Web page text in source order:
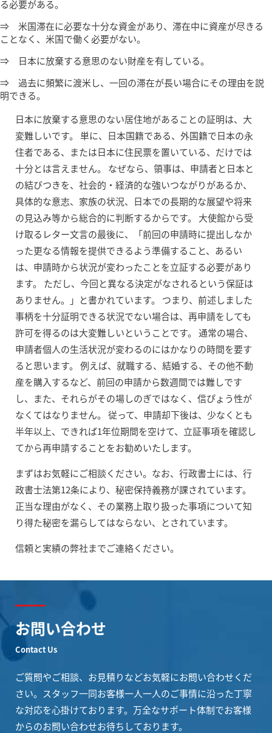
る必要がある。
⇒ 米国滞在に必要な十分な資金があり、滞在中に資産が尽きる
ことなく、米国で働く必要がない。
⇒ 日本に放棄する意思のない財産を有している。
⇒ 過去に頻繁に渡米し、一回の滞在が長い場合にその理由を説
明できる。
日本に放棄する意思のない居住地があることの証明は、大
変難しいです。 単に、日本国籍である、外国籍で日本の永
住者である、または日本に住民票を置いている、だけでは
十分とは言えません。 なぜなら、領事は、申請者と日本と
の結びつきを、社会的・経済的な強いつながりがあるか、
具体的な意志、家族の状況、日本での長期的な展望や将来
の見込み等から総合的に判断するからです。 大使館から受
け取るレター文言の最後に、「前回の申請時に提出しなか
った更なる情報を提供できるよう準備すること、あるい
は、申請時から状況が変わったことを立証する必要があり
ます。 ただし、今回と異なる決定がなされるという保証は
ありません。」と書かれています。 つまり、前述しました
事柄を十分証明できる状況でない場合は、再申請をしても
許可を得るのは大変難しいということです。 通常の場合、
申請者個人の生活状況が変わるのにはかなりの時間を要す
ると思います。 例えば、就職する、結婚する、その他不動
産を購入するなど、前回の申請から数週間では難しです
し、また、それらがその場しのぎではなく、信ぴょう性が
なくてはなりません。 従って、申請却下後は、少なくとも
半年以上、できれば1年位期間を空けて、立証事項を確認し
てから再申請することをお勧めいたします。
まずはお気軽にご相談ください。なお、行政書士には、行
政書士法第12条により、秘密保持義務が課されています。
正当な理由がなく、その業務上取り扱った事項について知
り得た秘密を漏らしてはならない、とされています。
信頼と実績の弊社までご連絡ください。
お問い合わせ
Contact Us
ご質問やご相談、お見積りなどお気軽にお問い合わせくだ
さい。 スタッフ一同お客様一人一人のご事情に沿った丁寧
な対応を心掛けております。 万全なサポート体制でお客様
からのお問い合わせお待ちしております。